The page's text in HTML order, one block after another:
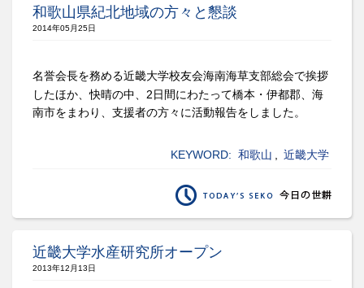
和歌山県紀北地域の方々と懇談
2014年05月25日
名誉会長を務める近畿大学校友会海南海草支部総会で挨拶
したほか、快晴の中、 2日間にわたって橋本・伊都郡、海
南市をまわり、支援者の方々に活動報告をしました。
KEYWORD: 和歌山 近畿大学
近畿大学水産研究所オープン
2013年12月13日